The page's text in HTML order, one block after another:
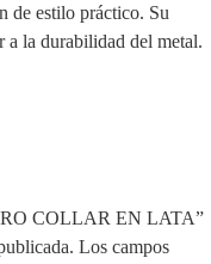
de estilo práctico. Su
a la durabilidad del metal.
COLLAR EN LATA”
Los campos